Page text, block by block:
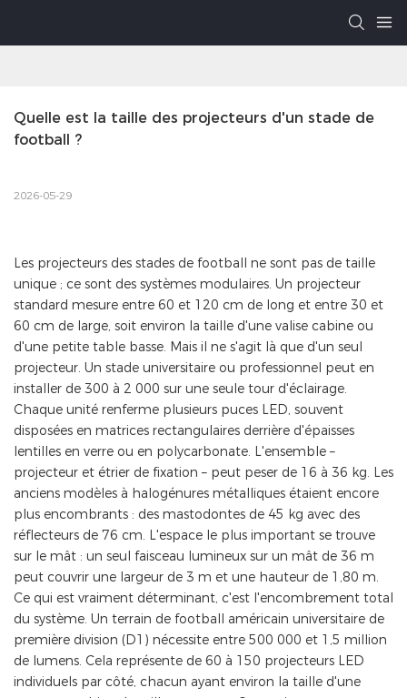
Quelle est la taille des projecteurs d'un stade de
football ?
2026-05-29
Les projecteurs des stades de football ne sont pas de taille
unique ; ce sont des systèmes modulaires. Un projecteur
standard mesure entre 60 et 120 cm de long et entre 30 et
60 cm de large, soit environ la taille d'une valise cabine ou
d'une petite table basse. Mais il ne s'agit là que d'un seul
projecteur. Un stade universitaire ou professionnel peut en
installer de 300 à 2 000 sur une seule tour d'éclairage.
Chaque unité renferme plusieurs puces LED, souvent
disposées en matrices rectangulaires derrière d'épaisses
lentilles en verre ou en polycarbonate. L'ensemble –
projecteur et étrier de fixation – peut peser de 16 à 36 kg. Les
anciens modèles à halogénures métalliques étaient encore
plus encombrants : des mastodontes de 45 kg avec des
réflecteurs de 76 cm. L'espace le plus important se trouve
sur le mât : un seul faisceau lumineux sur un mât de 36 m
peut couvrir une largeur de 3 m et une hauteur de 1,80 m.
Ce qui est vraiment déterminant, c'est l'encombrement total
du système. Un terrain de football américain universitaire de
première division (D1) nécessite entre 500 000 et 1,5 million
de lumens. Cela représente de 60 à 150 projecteurs LED
individuels par côté, chacun ayant environ la taille d'une